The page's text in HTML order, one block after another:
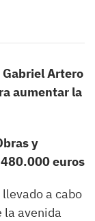
Artero
aumentar la
y
euros
a cabo
la avenida